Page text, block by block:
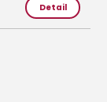
Detail